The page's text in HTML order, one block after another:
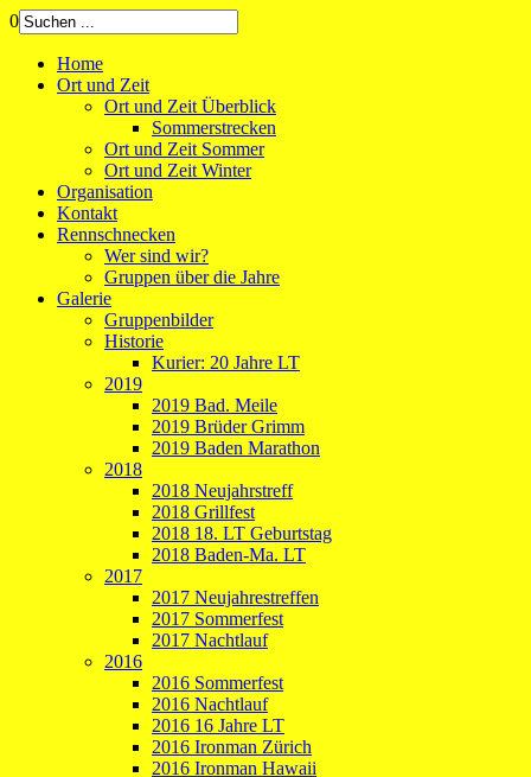
0
Home
Ort und Zeit
Ort und Zeit Überblick
Sommerstrecken
Ort und Zeit Sommer
Ort und Zeit Winter
Organisation
Kontakt
Rennschnecken
Wer sind wir?
Gruppen über die Jahre
Galerie
Gruppenbilder
Historie
Kurier: 20 Jahre LT
2019
2019 Bad. Meile
2019 Brüder Grimm
2019 Baden Marathon
2018
2018 Neujahrstreff
2018 Grillfest
2018 18. LT Geburtstag
2018 Baden-Ma. LT
2017
2017 Neujahrestreffen
2017 Sommerfest
2017 Nachtlauf
2016
2016 Sommerfest
2016 Nachtlauf
2016 16 Jahre LT
2016 Ironman Zürich
2016 Ironman Hawaii